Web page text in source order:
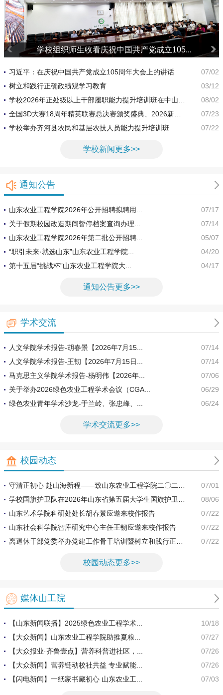
学校组织师生收看庆祝中国共产党成立105...
习近平：在庆祝中国共产党成立105周年大会上的讲话
07/02
树立和践行正确政绩观学习教育
03/12
学校2026年正处级以上干部履职能力提升培训班在中山大
学举办
08/02
全国3D大赛18周年精英联赛总决赛颁奖盛典、2026新质
生产力与数智化教育教学发展高峰论坛暨低空无人机设计
07/23
学校举办齐河县农民和基层农技人员能力提升培训班
07/22
学校新闻更多>>
通知公告
山东农业工程学院2026年公开招聘拟聘用...
07/17
关于假期校园改造期间暂停档案查询办理...
07/14
山东农业工程学院2026年第二批公开招聘...
05/07
“职引未来·就选山东”山东农业工程学院...
04/20
第十五届“挑战杯”山东农业工程学院大...
04/17
通知公告更多>>
学术交流
人文学院学术报告-胡春景【2026年7月15...
07/14
人文学院学术报告-王韧【2026年7月15日...
07/14
马克思主义学院学术报告-杨明伟【2026年...
07/06
关于举办2026绿色农业工程学术会议（CGA...
06/29
绿色农业青年学术沙龙-于兰岭、张忠峰、...
06/24
学术交流更多>>
校园动态
守清正初心 赴山海新程——致山东农业工程学院二〇二六
届毕业生的一封信
07/01
学校国旗护卫队在2026年山东省第五届大学生国旗护卫队
展示活动中斩获佳绩
08/06
山东艺术学院科研处处长胡春景应邀来校作报告
07/22
山东社会科学院智库研究中心主任王韧应邀来校作报告
07/22
离退休干部党委举办党建工作骨干培训暨树立和践行正确
07/22
校园动态更多>>
媒体山工院
【山东新闻联播】2025绿色农业工程学术...
10/18
【大众新闻】山东农业工程学院助推夏粮...
07/27
【大众报业·齐鲁壹点】营养科普进社区，...
07/26
【大众新闻】营养链动校社共益 专业赋能...
07/26
【闪电新闻】一纸家书藏初心 山东农业工...
07/03